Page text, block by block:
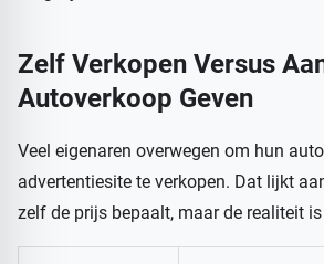
Zelf Verkopen Versus
Autoverkoop Geven
Veel eigenaren overwegen om hun
advertentiesite te verkopen. Dat lijkt
zelf de prijs bepaalt, maar de realiteit